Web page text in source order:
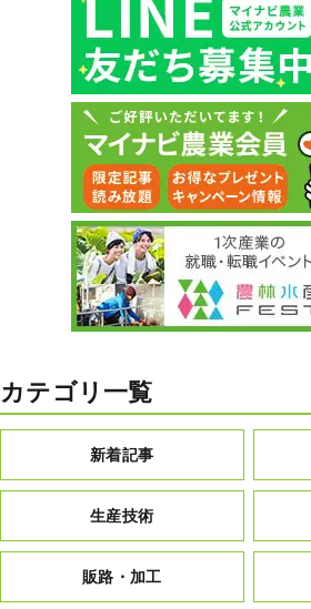
カテゴリ一覧
新着記事
生産技術
販路・加工